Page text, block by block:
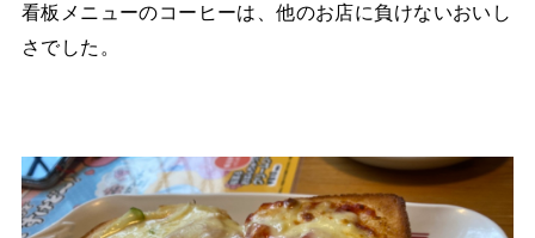
看板メニューのコーヒーは、他のお店に負けないおいし
さでした。